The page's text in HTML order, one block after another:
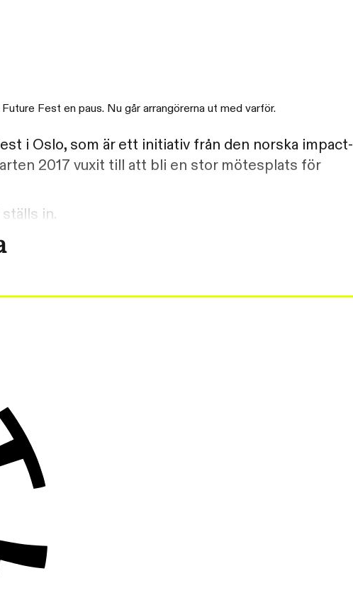
Fest en paus. Nu går arrangörerna ut med varför.
i Oslo, som är ett initiativ från den norska impact-
2017 vuxit till att bli en stor mötesplats för
in.